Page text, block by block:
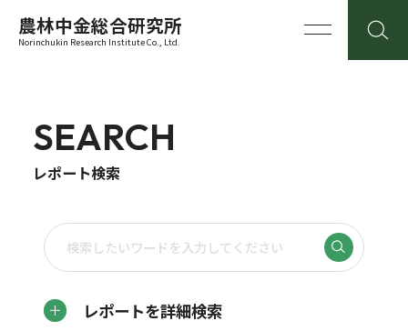
農林中金総合研究所
Norinchukin Research Institute Co., Ltd.
SEARCH
レポート検索
レポートを詳細検索